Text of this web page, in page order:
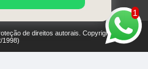
de direitos autorais. Copyright©
1998)
1